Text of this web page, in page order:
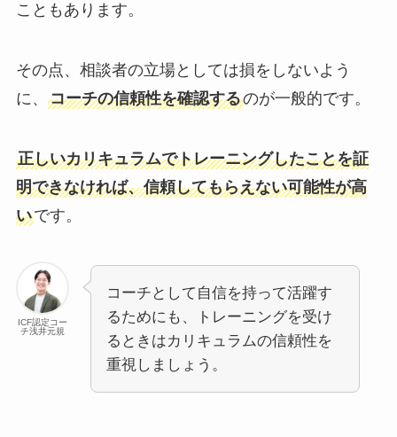
こともあります。
その点、相談者の立場としては損をしないよう
に、 コーチの信頼性を確認するのが一般的です。
正しいカリキュラムでトレーニングしたことを証
明できなければ、信頼してもらえない可能性が高
いです。
ICF認定コー
チ浅井元規
コーチとして自信を持って活躍す
るためにも、トレーニングを受け
るときはカリキュラムの信頼性を
重視しましょう。